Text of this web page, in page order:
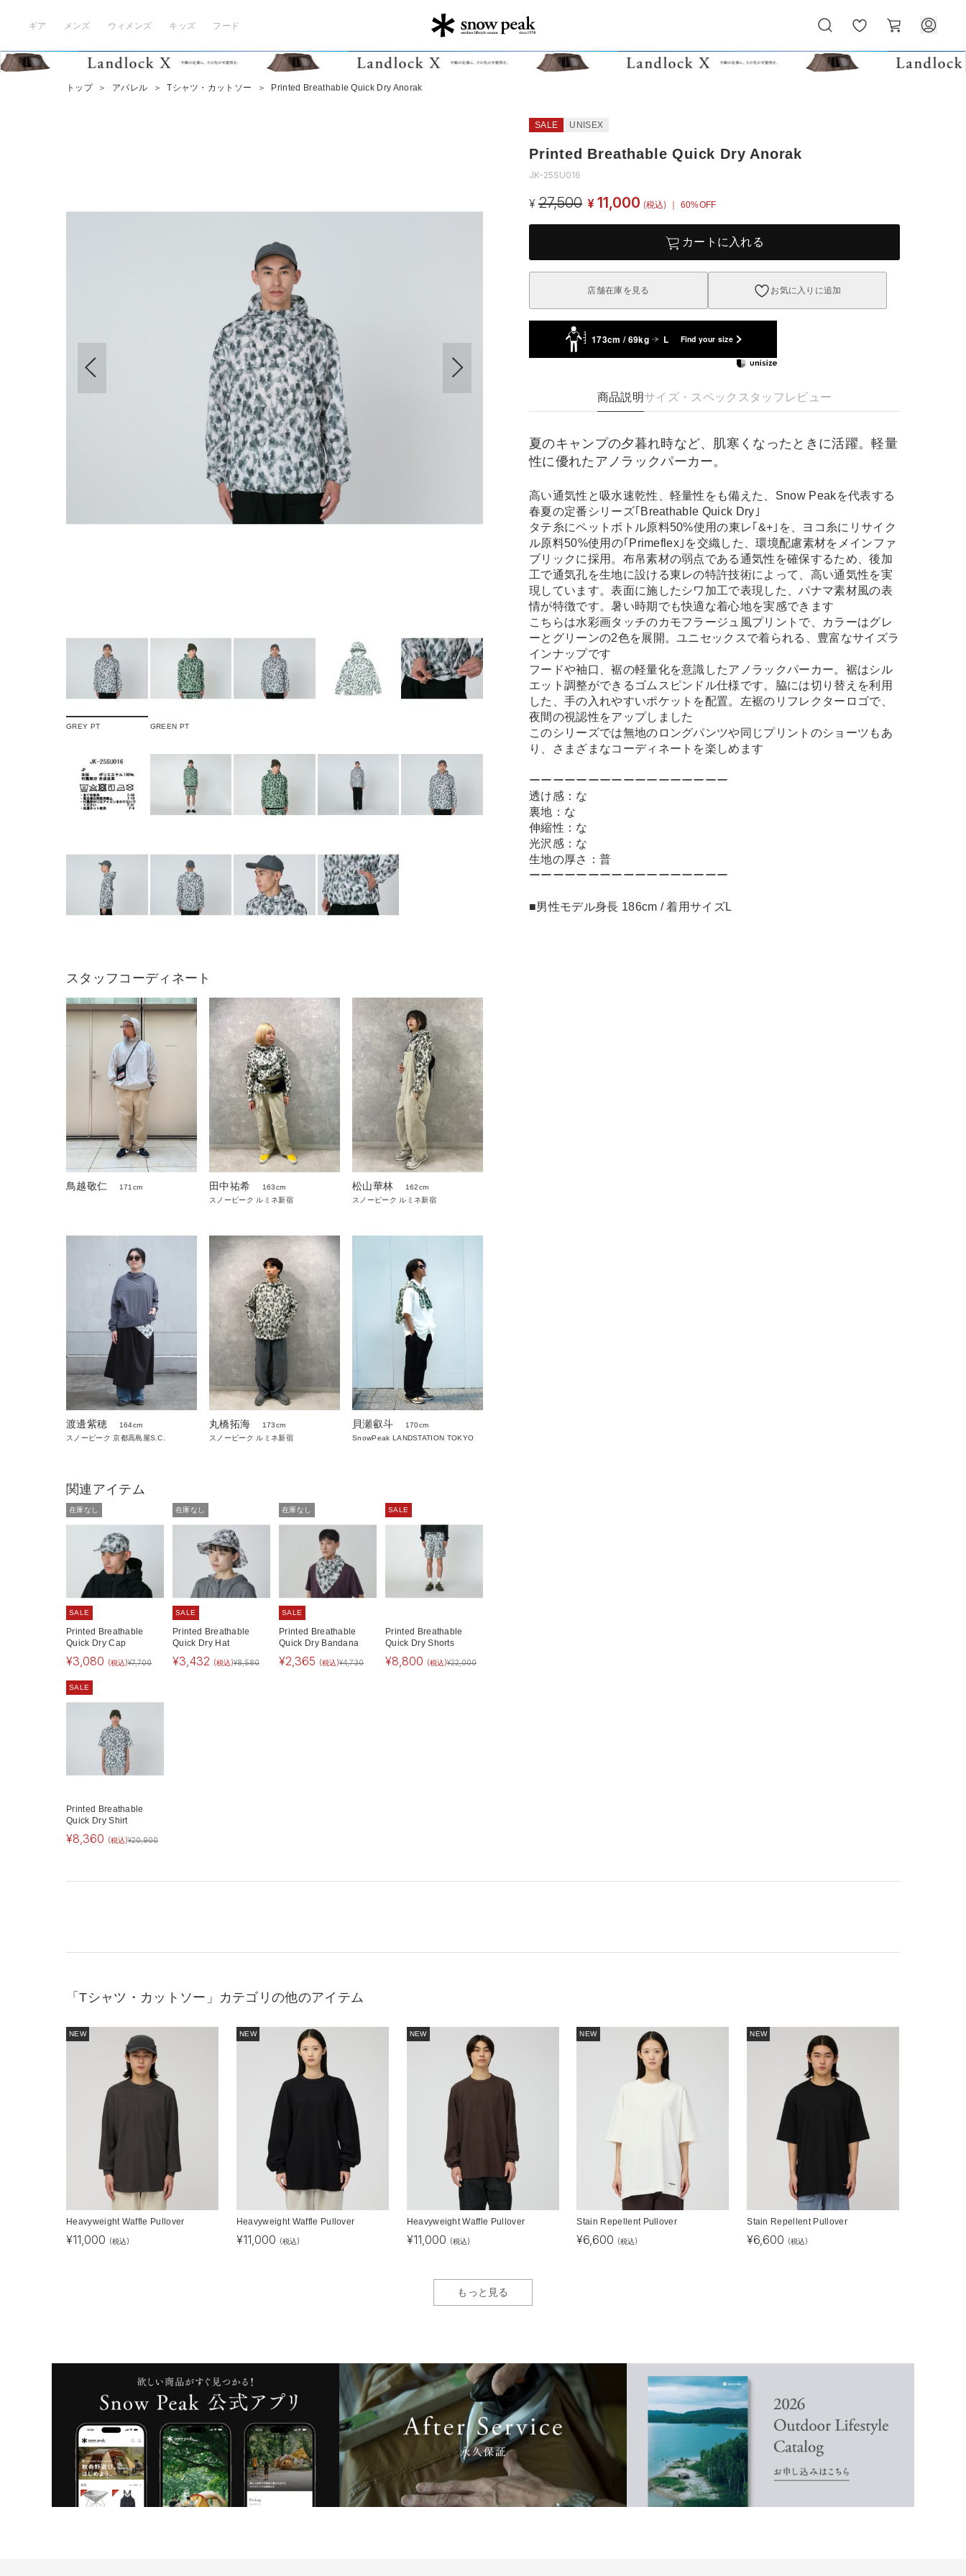
ギア メンズ ウィメンズ キッズ フード
気
に
ー
ト
トップ ＞ アパレル ＞ Tシャツ・カットソー ＞ Printed Breathable Quick Dry Anorak
GREY PT GREEN PT
SALE UNISEX
Printed Breathable Quick Dry Anorak
JK-25SU016
¥ 27,500 ¥ 11,000 (税込) ｜ 60%OFF
カートに入れる
店舗在庫を見る お気に入りに追加
173cm / 69kg L Find your size
商品説明サイズ・スペック スタッフレビュー
夏のキャンプの夕暮れ時など、肌寒くなったときに活躍。軽量
性に優れたアノラックパーカー。
高い通気性と吸水速乾性、軽量性をも備えた、Snow Peakを代表する
春夏の定番シリーズ｢Breathable Quick Dry｣
タテ糸にペットボトル原料50%使用の東レ｢&+｣を、ヨコ糸にリサイク
ル原料50%使用の｢Primeflex｣を交織した、環境配慮素材をメインファ
ブリックに採用。布帛素材の弱点である通気性を確保するため、後加
工で通気孔を生地に設ける東レの特許技術によって、高い通気性を実
現しています。表面に施したシワ加工で表現した、パナマ素材風の表
情が特徴です。暑い時期でも快適な着心地を実感できます
こちらは水彩画タッチのカモフラージュ風プリントで、カラーはグレ
ーとグリーンの2色を展開。ユニセックスで着られる、豊富なサイズラ
インナップです
フードや袖口、裾の軽量化を意識したアノラックパーカー。裾はシル
エット調整ができるゴムスピンドル仕様です。脇には切り替えを利用
した、手の入れやすいポケットを配置。左裾のリフレクターロゴで、
夜間の視認性をアップしました
このシリーズでは無地のロングパンツや同じプリントのショーツもあ
り、さまざまなコーディネートを楽しめます
ーーーーーーーーーーーーーーーーー
透け感：な
裏地：な
伸縮性：な
光沢感：な
生地の厚さ：普
ーーーーーーーーーーーーーーーーー
■男性モデル身長 186cm / 着用サイズL
スタッフコーディネート
鳥越敬仁 171cm 田中祐希
163cm
スノーピーク ルミネ新宿
松山華林
162cm
スノーピーク ルミネ新宿
渡邊紫穂
164cm
スノーピーク 京都高島屋S.C.
丸橋拓海
173cm
スノーピーク ルミネ新宿
貝瀬叡斗
170cm
SnowPeak LANDSTATION TOKYO
関連アイテム
在庫なし
SALE
Printed Breathable
Quick Dry Cap
¥3,080 (税込)¥7,700
在庫なし
SALE
Printed Breathable
Quick Dry Hat
¥3,432 (税込)¥8,580
在庫なし
SALE
Printed Breathable
Quick Dry Bandana
¥2,365 (税込)¥4,730
SALE
Printed Breathable
Quick Dry Shorts
¥8,800 (税込)¥22,000
SALE
Printed Breathable
Quick Dry Shirt
¥8,360 (税込)¥20,900
「Tシャツ・カットソー」カテゴリの他のアイテム
NEW
Heavyweight Waffle Pullover
¥11,000 (税込)
NEW
Heavyweight Waffle Pullover
¥11,000 (税込)
NEW
Heavyweight Waffle Pullover
¥11,000 (税込)
NEW
Stain Repellent Pullover
¥6,600 (税込)
NEW
Stain Repellent Pullover
¥6,600 (税込)
もっと見る